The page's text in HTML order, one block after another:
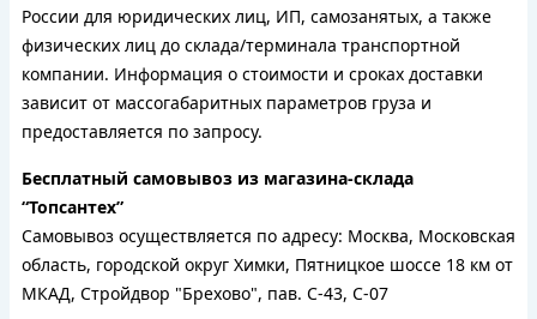
России для юридических лиц, ИП, самозанятых, а также
физических лиц до склада/терминала транспортной
компании. Информация о стоимости и сроках доставки
зависит от массогабаритных параметров груза и
предоставляется по запросу.
Бесплатный самовывоз из магазина-склада
“Топсантех”
Самовывоз осуществляется по адресу: Москва, Московская
область, городской округ Химки, Пятницкое шоссе 18 км от
МКАД, Стройдвор "Брехово", пав. С-43, С-07